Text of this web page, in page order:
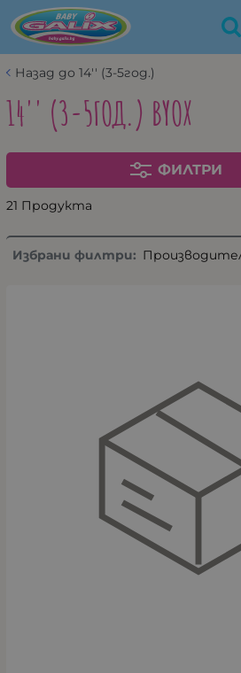
Назад до 14'' (3-5год.)
14'' (3-5ГОД.) BYOX
ФИЛТРИ
21 Продукта
Избрани филтри: